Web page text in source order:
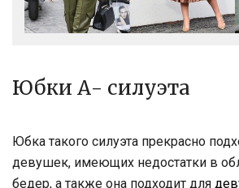
Юбки А- силуэта
Юбка такого силуэта прекрасно
девушек, имеющих недостатки в
бедер, а также она подходит для